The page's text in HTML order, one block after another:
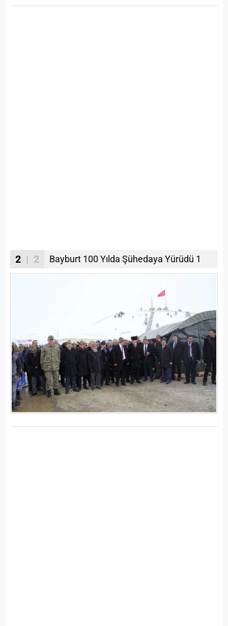
2 | 2 Bayburt 100 Yılda Şühedaya Yürüdü 1